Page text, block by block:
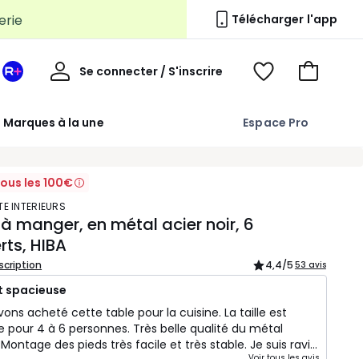
Télécharger l'app
Marques à la une Espace Pro
Mon
Redoute
Se connecter / S'inscrire
Mon
Voir
Voir
les 100€
INTERIEURS
manger, en métal acier noir, 6
HIBA
4,4/5 53 avis
spacieuse
acheté cette table pour la cuisine. La taille est
pour 4 à 6 personnes. Très belle qualité du métal
des pieds très facile et très stable. Je suis ravie